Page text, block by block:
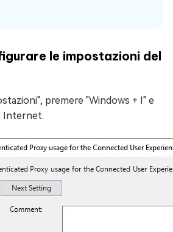
le impostazioni del
premere "Windows + I" e
Internet.